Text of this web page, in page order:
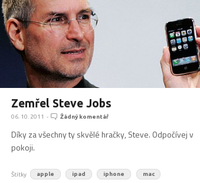
Zemřel Steve Jobs
06. 10. 2011 - Žádný komentář
Díky za všechny ty skvělé hračky, Steve. Odpočívej v
pokoji.
Štítky apple ipad iphone mac